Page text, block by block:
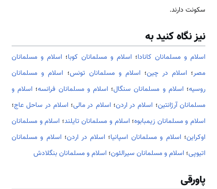
سکونت دارند.
نیز نگاه کنید به
اسلام و مسلمانان کانادا؛ اسلام و مسلمانان کوبا؛ اسلام و مسلمانان
مصر؛اسلام در چین؛ اسلام و مسلمانان تونس؛ اسلام و مسلمانان
روسیه؛اسلام و مسلمانان سنگال؛ اسلام و مسلمانان فرانسه؛ اسلام و
مسلمانان آرژانتین؛ اسلام در اردن؛اسلام در مالی؛اسلام در ساحل عاج؛
اسلام و مسلمانان زیمبابوه؛اسلام و مسلمانان تایلند؛ اسلام و مسلمانان
اوکراین؛اسلام و مسلمانان اسپانیا؛ اسلام در اردن؛اسلام و مسلمانان
اتیوپی؛ اسلام و مسلمانان سیرالئون؛ اسلام و مسلمانان بنگلادش
پاورقی